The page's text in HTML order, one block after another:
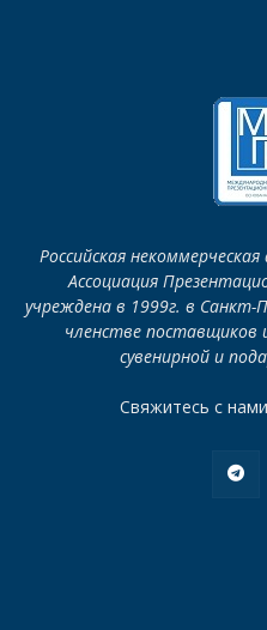
Российская
Ассоциация
учреждена в 1999г. в
членстве поставщиков
сувенирной и
Свяжитесь с